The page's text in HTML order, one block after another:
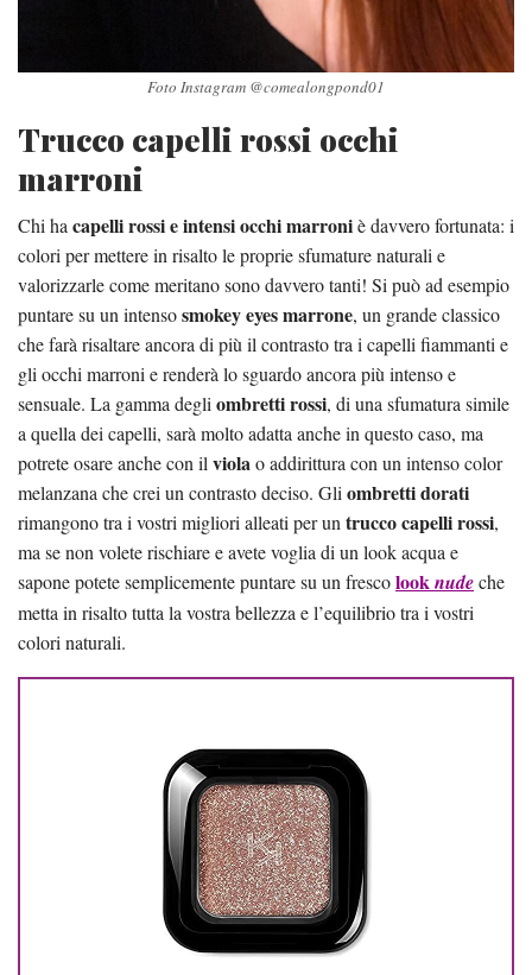
Foto Instagram @comealongpond01
Trucco capelli rossi occhi
marroni
Chi ha capelli rossi e intensi occhi marroniè davvero fortunata: i
colori per mettere in risalto le proprie sfumature naturali e
valorizzarle come meritano sono davvero tanti! Si può ad esempio
puntare su un intensosmokey eyes marrone, un grande classico
che farà risaltare ancora di più il contrasto tra i capelli fiammanti e
gli occhi marroni e renderà lo sguardo ancora più intenso e
sensuale. La gamma degli ombretti rossi, di una sfumatura simile
a quella dei capelli, sarà molto adatta anche in questo caso, ma
potrete osare anche con il violao addirittura con un intenso color
melanzana che crei un contrasto deciso. Gli ombretti dorati
rimangono tra i vostri migliori alleati per un trucco capelli rossi,
ma se non volete rischiare e avete voglia di un look acqua e
sapone potete semplicemente puntare su un frescolooknudeche
metta in risalto tutta la vostra bellezza e l’equilibrio tra i vostri
colori naturali.